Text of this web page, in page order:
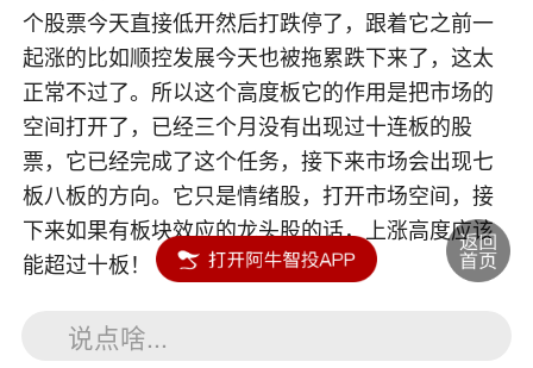
个股票今天直接低开然后打跌停了，跟着它之前一
起涨的比如顺控发展今天也被拖累跌下来了，这太
正常不过了。所以这个高度板它的作用是把市场的
空间打开了，已经三个月没有出现过十连板的股
票，它已经完成了这个任务，接下来市场会出现七
板八板的方向。它只是情绪股，打开市场空间，接
下来如果有板块效应的龙头股的话，上涨高度应该
能超过十板！
内容如涉及个股仅供参考，不构成任何投资建议！投资风险自负。
说点啥...